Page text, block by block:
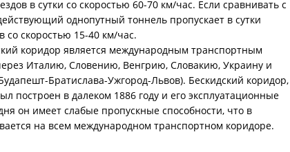
в сутки со скоростью 60-70 км/час. Если сравнивать с
однопутный тоннель пропускает в сутки
скоростью 15-40 км/час.
коридор является международным транспортным
Италию, Словению, Венгрию, Словакию, Украину и
Братислава-Ужгород-Львов). Бескидский коридор,
построен в далеком 1886 году и его эксплуатационные
он имеет слабые пропускные способности, что в
на всем международном транспортном коридоре.